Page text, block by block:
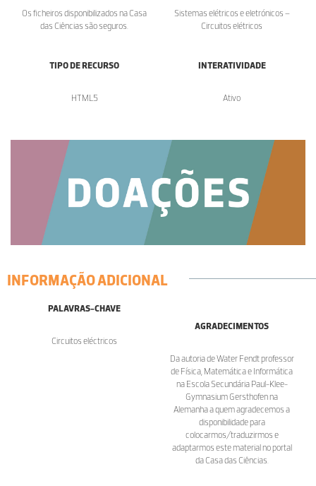
Os ficheiros disponibilizados na Casa
das Ciências são seguros.
Sistemas elétricos e eletrónicos –
Circuitos elétricos
TIPO DE RECURSO
HTML5
INTERATIVIDADE
Ativo
INFORMAÇÃO ADICIONAL
PALAVRAS-CHAVE
Circuitos eléctricos
AGRADECIMENTOS
Da autoria de Water Fendt professor
de Física, Matemática e Informática
na Escola Secundária Paul-Klee-
Gymnasium Gersthofen na
Alemanha a quem agradecemos a
disponibilidade para
colocarmos/traduzirmos e
adaptarmos este material no portal
da Casa das Ciências.